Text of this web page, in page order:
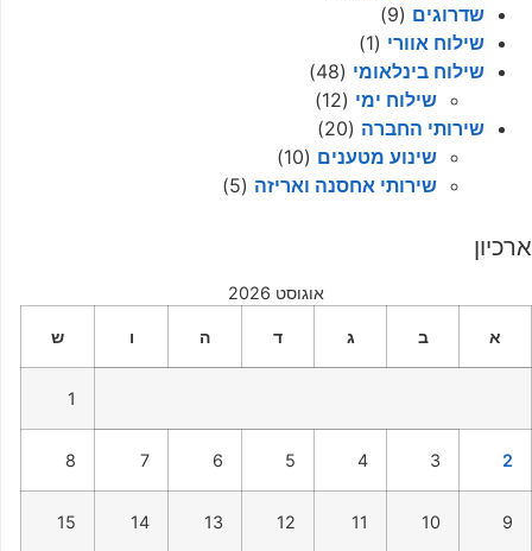
שדרוגים (9)
שילוח אוורי (1)
שילוח בינלאומי (48)
שילוח ימי (12)
שירותי החברה (20)
שינוע מטענים (10)
שירותי אחסנה ואריזה (5)
ארכיון
אוגוסט 2026
א ב ג ד ה ו ש
1
2
3
4
5
6
7
8
9
10
11
12
13
14
15